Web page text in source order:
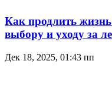
Как продлить
выбору и уходу за
Дек 18, 2025, 01:43 пп